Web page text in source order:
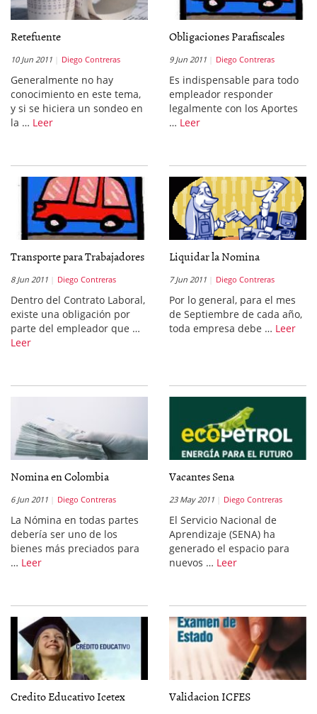
Retefuente
10 Jun 2011 Diego Contreras
Generalmente no hay
conocimiento en este tema,
y si se hiciera un sondeo en
la … Leer
Obligaciones Parafiscales
9 Jun 2011 Diego Contreras
Es indispensable para todo
empleador responder
legalmente con los Aportes
… Leer
Transporte para Trabajadores
8 Jun 2011 Diego Contreras
Dentro del Contrato Laboral,
existe una obligación por
parte del empleador que …
Leer
Liquidar la Nomina
7 Jun 2011 Diego Contreras
Por lo general, para el mes
de Septiembre de cada año,
toda empresa debe … Leer
Nomina en Colombia
6 Jun 2011 Diego Contreras
La Nómina en todas partes
debería ser uno de los
bienes más preciados para
… Leer
Vacantes Sena
23 May 2011 Diego Contreras
El Servicio Nacional de
Aprendizaje (SENA) ha
generado el espacio para
nuevos … Leer
Credito Educativo Icetex Validacion ICFES